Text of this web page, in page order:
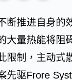
断推进自身的
大量热能将阻
限制，主动式
先驱Frore